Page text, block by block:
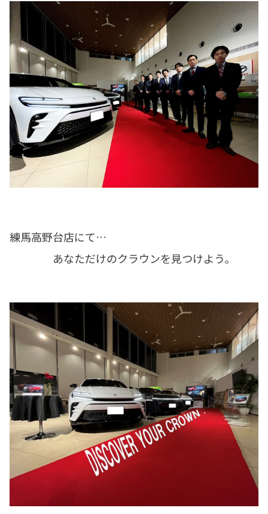
練馬高野台店にて…
あなただけのクラウンを見つけよう。